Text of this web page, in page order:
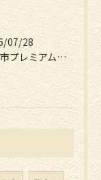
07/28
春日部市プレミアム付電子商品券📱